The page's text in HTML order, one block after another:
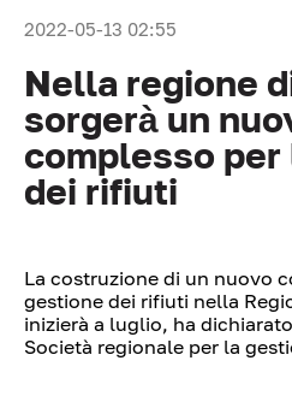
2022-05-13 02:55
Nella regione
sorgerà un
complesso
dei rifiuti
La costruzione di un nuovo
gestione dei rifiuti nella
inizierà a luglio, ha
Società regionale per la